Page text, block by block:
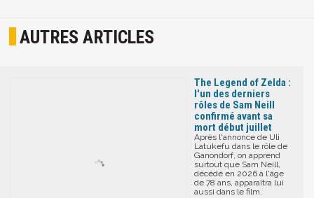
AUTRES ARTICLES
The Legend of Zelda :
l'un des derniers
rôles de Sam Neill
confirmé avant sa
mort début juillet
Après l'annonce de Uli
Latukefu dans le rôle de
Ganondorf, on apprend
surtout que Sam Neill,
décédé en 2026 à l'âge
de 78 ans, apparaîtra lui
aussi dans le film.